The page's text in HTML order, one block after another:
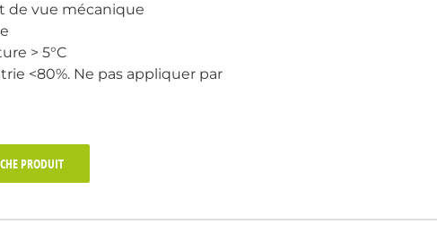
de vue mécanique
> 5°C
<80%. Ne pas appliquer par
PRODUIT